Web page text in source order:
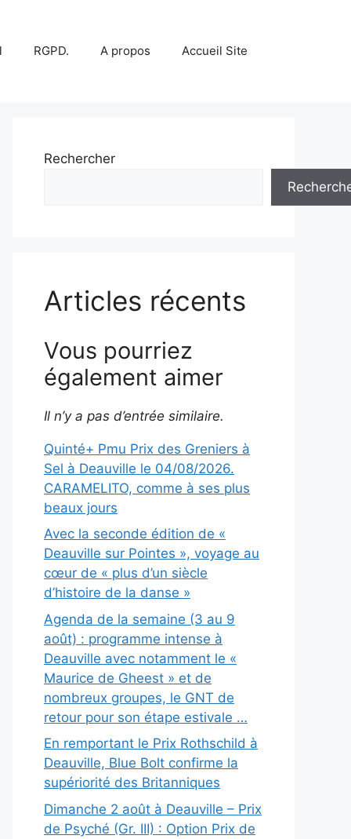
RGPD. A propos Accueil Site
Rechercher
Articles récents
Vous pourriez
également aimer
Il n’y a pas d’entrée similaire.
Quinté+ Pmu Prix des Greniers à
Sel à Deauville le 04/08/2026.
CARAMELITO, comme à ses plus
beaux jours
Avec la seconde édition de «
Deauville sur Pointes », voyage au
cœur de « plus d’un siècle
d’histoire de la danse »
Agenda de la semaine (3 au 9
août) : programme intense à
Deauville avec notamment le «
Maurice de Gheest » et de
nombreux groupes, le GNT de
retour pour son étape estivale …
En remportant le Prix Rothschild à
Deauville, Blue Bolt confirme la
supériorité des Britanniques
Dimanche 2 août à Deauville – Prix
de Psyché (Gr. III) : Option Prix de